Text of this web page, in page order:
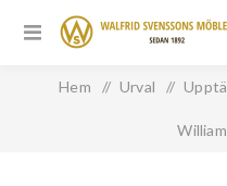
Hem / Urval /